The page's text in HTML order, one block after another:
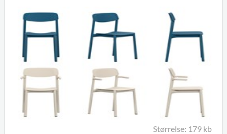
Størrelse: 179 kb